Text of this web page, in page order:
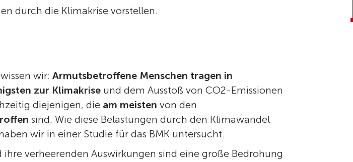
durch die Klimakrise vorstellen.
wir:Armutsbetroffene Menschen tragen in
zur Klimakrise und dem Ausstoß von CO2-Emissionen
diejenigen, die am meisten von den
sind. Wie diese Belastungen durch den Klimawandel
wir in einer Studie für das BMK untersucht.
ihre verheerenden Auswirkungen sind eine große Bedrohung